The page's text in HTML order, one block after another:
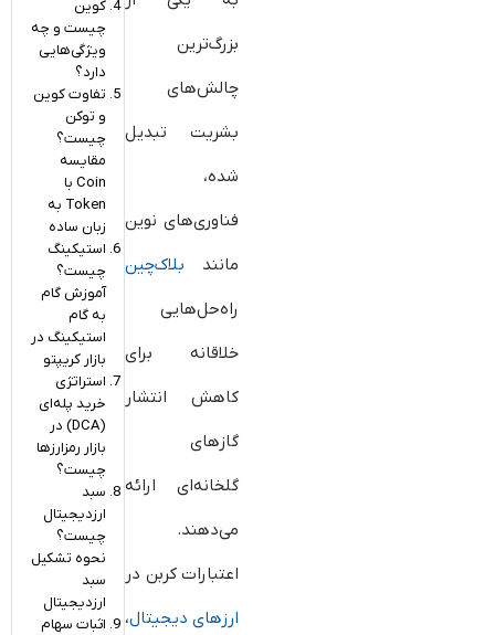
بزرگ‌ترین
چالش‌های
بشریت تبدیل
شده،
فناوری‌های نوین
مانند بلاک‌چین
راه‌حل‌هایی
خلاقانه برای
کاهش انتشار
گازهای
گلخانه‌ای ارائه
می‌دهند.
اعتبارات کربن در
ارزهای دیجیتال،
کوین
چیست و چه
ویژگی‌هایی
دارد؟
تفاوت کوین
و توکن
چیست؟
مقایسه
Coin با
Token به
زبان ساده
استیکینگ
چیست؟
آموزش گام
به گام
استیکینگ در
بازار کریپتو
استراتژی
خرید پله‌ای
(DCA) در
بازار رمزارزها
چیست؟
سبد
ارزدیجیتال
چیست؟
نحوه تشکیل
سبد
ارزدیجیتال
اثبات سهام